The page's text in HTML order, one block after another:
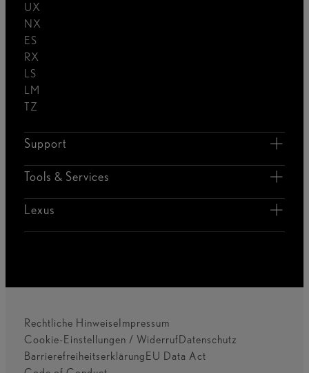
UX
NX
ES
RX
LS
LM
TZ
Support
Tools & Services
Lexus
Rechtliche Hinweise Impressum
Cookie-Einstellungen / WiderrufDatenschutz
Barrierefreiheitserklärung EU Data Act